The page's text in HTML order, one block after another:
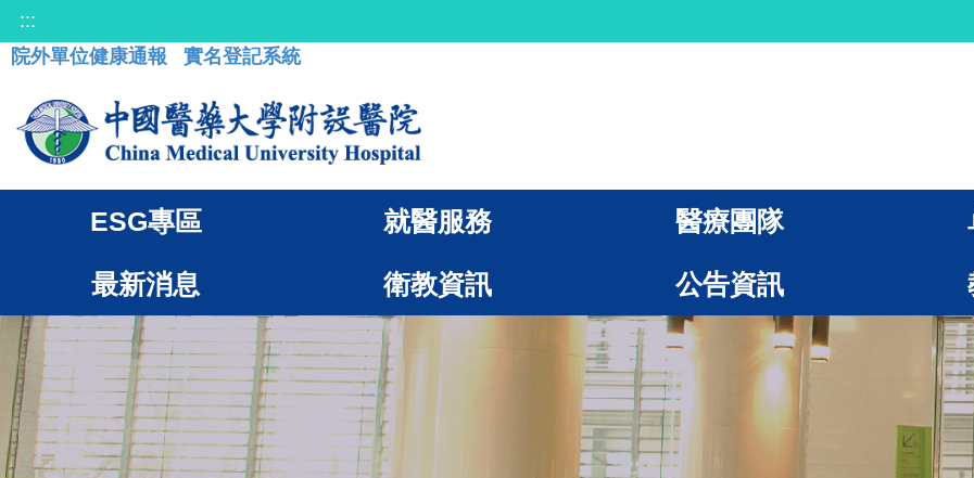
:::
院外單位健康通報
實名登記系統
ESG專區 就醫服務 醫療團隊
最新消息 衛教資訊 公告資訊